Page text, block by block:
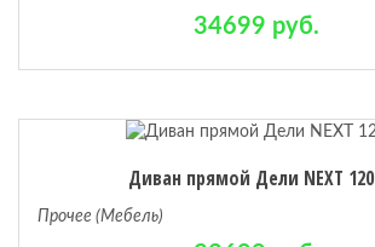
34699 руб.
Диван прямой Дели NEXT 120
Прочее (Мебель)